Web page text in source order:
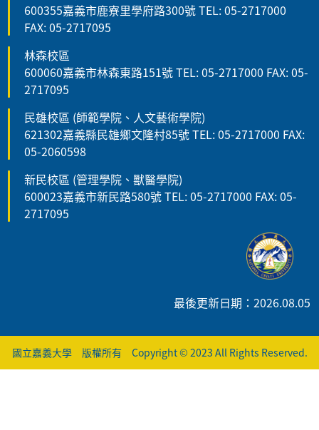
600355嘉義市鹿寮里學府路300號 TEL: 05-2717000
FAX: 05-2717095
林森校區
600060嘉義市林森東路151號 TEL: 05-2717000 FAX: 05-
2717095
民雄校區 (師範學院、人文藝術學院)
621302嘉義縣民雄鄉文隆村85號 TEL: 05-2717000 FAX:
05-2060598
新民校區 (管理學院、獸醫學院)
600023嘉義市新民路580號 TEL: 05-2717000 FAX: 05-
2717095
最後更新日期：2026.08.05
國立嘉義大學 版權所有 Copyright © 2023 All Rights Reserved.